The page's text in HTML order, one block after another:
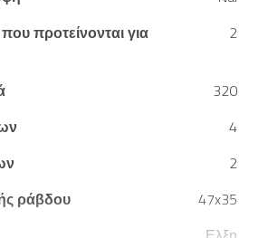
προτείνονται για
2
320
4
2
ράβδου
47x35